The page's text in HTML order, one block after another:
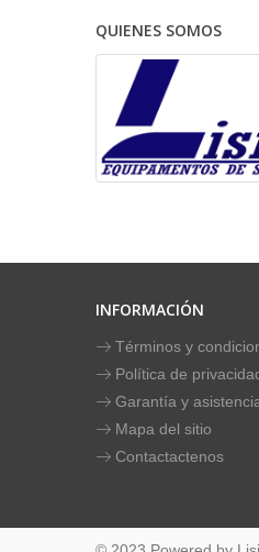
QUIENES SOMOS
INFORMACIÓN
Términos y
Política de
Garantía y
Mapa del sitio
Contactactenos